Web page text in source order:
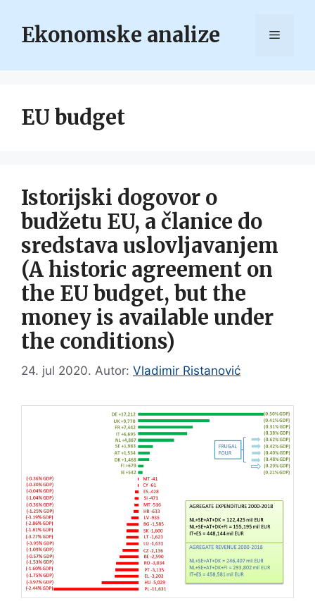
contentEkonomske analize Menu
EU budget
Istorijski dogovor o
budžetu EU, a članice do
sredstava uslovljavanjem
(A historic agreement on
the EU budget, but the
money is available under
the conditions)
24. jul 2020. Autor: Vladimir Ristanović